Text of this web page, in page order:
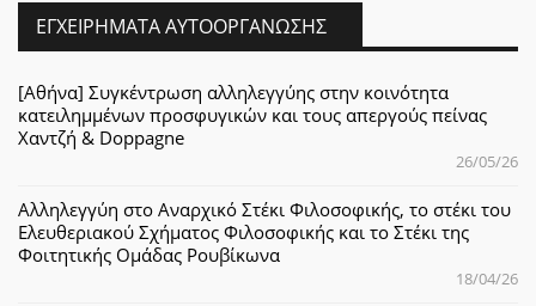
ΕΓΧΕΙΡΉΜΑΤΑ ΑΥΤΟΟΡΓΆΝΩΣΗΣ
[Αθήνα] Συγκέντρωση αλληλεγγύης στην κοινότητα
κατειλημμένων προσφυγικών και τους απεργούς πείνας
Χαντζή & Doppagne
26/05/26
Αλληλεγγύη στο Αναρχικό Στέκι Φιλοσοφικής, το στέκι του
Ελευθεριακού Σχήματος Φιλοσοφικής και το Στέκι της
Φοιτητικής Ομάδας Ρουβίκωνα
18/04/26